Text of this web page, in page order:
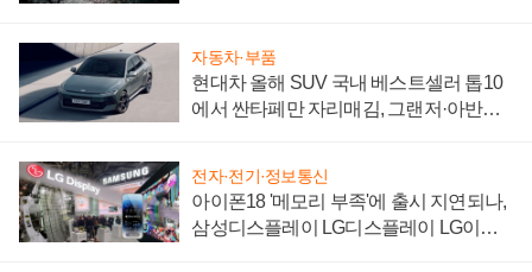
자동차·부품
현대차 올해 SUV 국내 베스트셀러 톱10
에서 싼타페만 자리매김, 그랜저·아반떼
전자·전기·정보통신
아이폰18 '메모리 부족'에 출시 지연되나,
삼성디스플레이 LG디스플레이 LG이노